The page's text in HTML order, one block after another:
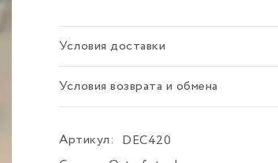
Условия доставки
Условия возврата и обмена
Артикул:
DEC420